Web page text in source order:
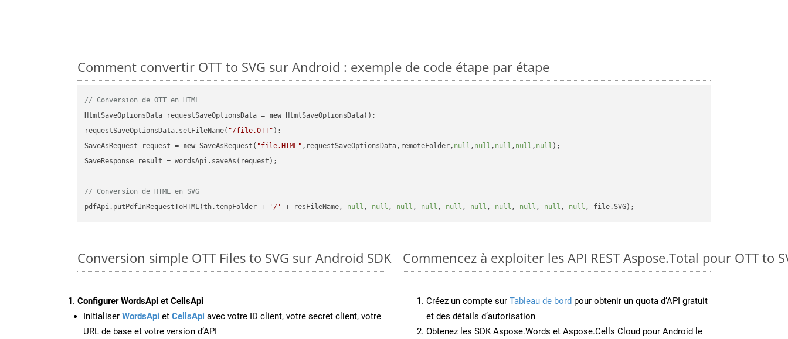
Comment convertir OTT to SVG sur Android : exemple de code étape par étape
// Conversion de OTT en HTML
HtmlSaveOptionsData requestSaveOptionsData = new HtmlSaveOptionsData();
requestSaveOptionsData.setFileName( "/file.OTT" );
SaveAsRequest request = new SaveAsRequest( "file.HTML" ,requestSaveOptionsData,remoteFolder, null , null , null , null , null );
SaveResponse result = wordsApi.saveAs(request);
// Conversion de HTML en SVG
pdfApi.putPdfInRequestToHTML(th.tempFolder +
'/' + resFileName, null , null , null , null , null , null , null , null , null , null
Conversion simple OTT Files to SVG sur Android SDK
Configurer WordsApi et CellsApi
Initialiser WordsApi et CellsApi avec votre ID client, votre secret client, votre
URL de base et votre version d’API
Commencez à exploiter les API REST Aspose.Total pour OTT to
Créez un compte sur Tableau de bord pour obtenir un quota d’API gratuit
et des détails d’autorisation
Obtenez les SDK Aspose.Words et Aspose.Cells Cloud pour Android le